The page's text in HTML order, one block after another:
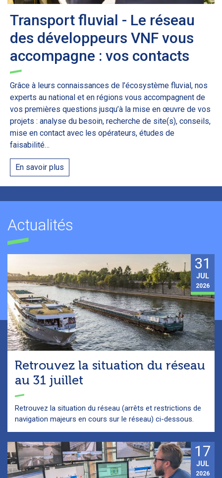
Transport fluvial - Le réseau
des développeurs VNF vous
accompagne : vos contacts
Grâce à leurs connaissances de l’écosystème fluvial, nos
experts au national et en régions vous accompagnent de
vos premières questions jusqu’à la mise en œuvre de vos
projets : analyse du besoin, recherche de site(s), conseils,
mise en contact avec les opérateurs, études de
faisabilité…
En savoir plus
Actualités
Retrouvez la situation du réseau
au 31 juillet
Retrouvez la situation du réseau (arrêts et restrictions de
navigation majeurs en cours sur le réseau) ci-dessous.
31
JUL
2026
17
JUL
2026